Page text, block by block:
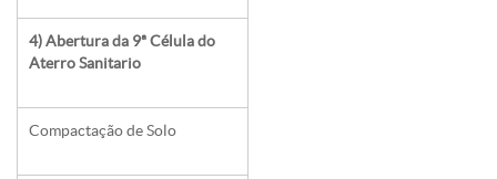
4) Abertura da 9ª Célula do
Aterro Sanitario
Compactação de Solo